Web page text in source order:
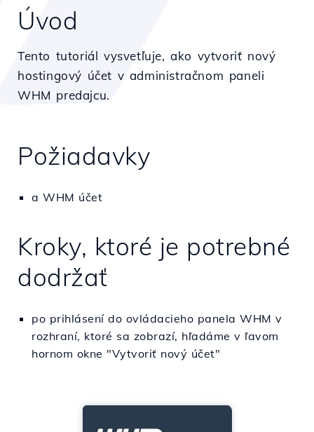
Úvod
Tento tutoriál vysvetľuje, ako vytvoriť nový
hostingový účet v administračnom paneli
WHM predajcu.
Požiadavky
a WHM účet
Kroky, ktoré je potrebné
dodržať
po prihlásení do ovládacieho panela WHM v
rozhraní, ktoré sa zobrazí, hľadáme v ľavom
hornom okne "Vytvoriť nový účet"